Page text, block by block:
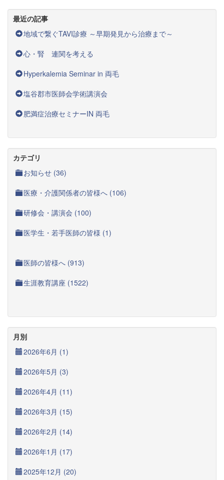
最近の記事
地域で繋ぐTAVI診療 ～早期発見から治療まで～
心・腎 連関を考える
Hyperkalemia Seminar in 両毛
塩谷郡市医師会学術講演会
肥満症治療セミナーIN 両毛
カテゴリ
お知らせ (36)
医療・介護関係者の皆様へ (106)
研修会・講演会 (100)
医学生・若手医師の皆様 (1)
医師の皆様へ (913)
生涯教育講座 (1522)
月別
2026年6月 (1)
2026年5月 (3)
2026年4月 (11)
2026年3月 (15)
2026年2月 (14)
2026年1月 (17)
2025年12月 (20)